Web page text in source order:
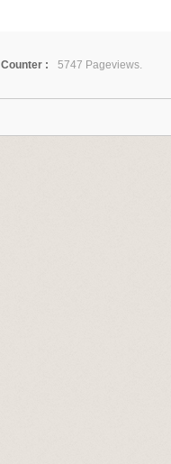
Counter :
5747 Pageviews.